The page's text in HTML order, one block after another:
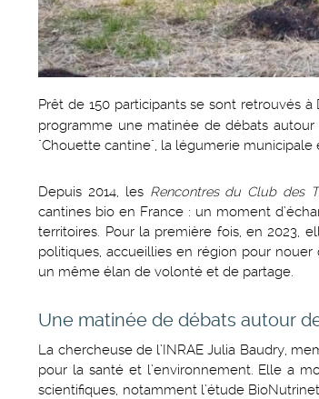
Prêt de 150 participants se sont retrouvés à
programme une matinée de débats
"Chouette cantine", la légumerie municipale
Depuis 2014, les Rencontres du Club des
cantines bio en France : un moment
territoires. Pour la première fois, en 2023,
politiques, accueillies en région pour
un même élan de volonté et de partage.
Une matinée de débats autour
La chercheuse de l’INRAE Julia Baudry,
pour la santé et l’environnement. Elle a
scientifiques, notamment l’étude